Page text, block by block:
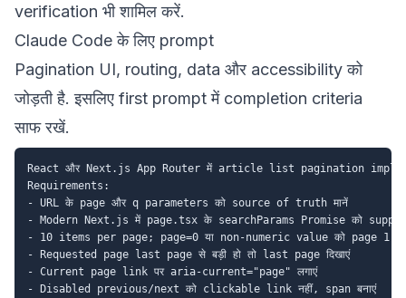
verification भी शामिल करें.
Claude Code के लिए prompt
Pagination UI, routing, data और accessibility को
जोड़ती है. इसलिए first prompt में completion criteria
साफ रखें.
React और Next.js App Router में article list pagination
Requirements:
- URL के page और q parameters को source of truth मानें
- Modern Next.js में page.tsx के searchParams Promise को
- 10 items per page; page=0 या non-numeric value को page 1
- Requested page last page से बड़ी हो तो last page दिखाएं
- Current page link पर aria-current="page" लगाएं
- Disabled previous/next को clickable link नहीं, span बनाएं